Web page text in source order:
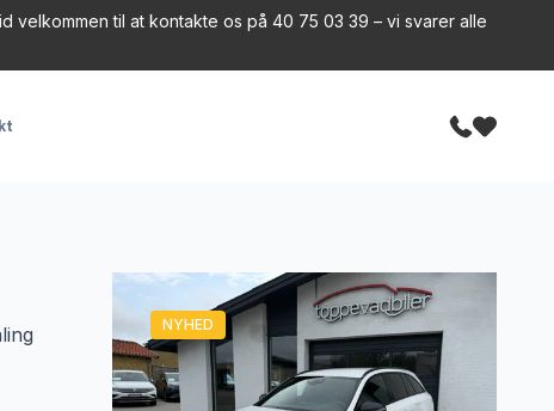
velkommen til at kontakte os på 40 75 03 39 – vi svarer alle
NYHED